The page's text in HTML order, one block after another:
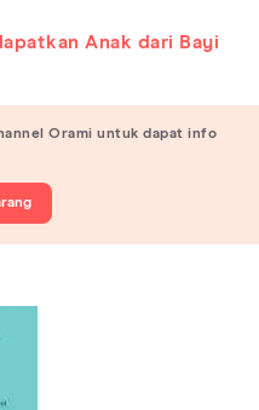
Anak dari Bayi
Orami untuk dapat info